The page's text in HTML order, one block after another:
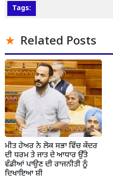
Tags:
Related Posts
ਮੀਤ ਹੇਅਰ ਨੇ ਲੋਕ ਸਭਾ ਵਿੱਚ ਕੇਂਦਰ
ਦੀ ਧਰਮ ਤੇ ਜਾਤ ਦੇ ਆਧਾਰ ਉੱਤੇ
ਵੰਡੀਆਂ ਪਾਉਣ ਦੀ ਰਾਜਨੀਤੀ ਨੂੰ
ਦਿਖਾਇਆ ਸ਼ੀ